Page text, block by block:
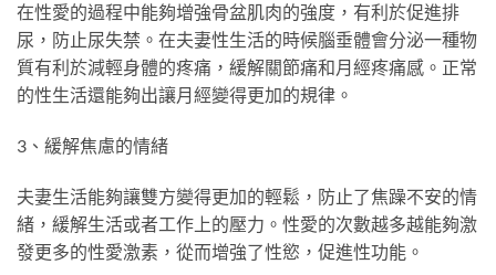
在性愛的過程中能夠增強骨盆肌肉的強度，有利於促進排
尿，防止尿失禁。在夫妻性生活的時候腦垂體會分泌一種物
質有利於減輕身體的疼痛，緩解關節痛和月經疼痛感。正常
的性生活還能夠出讓月經變得更加的規律。
3、緩解焦慮的情緒
夫妻生活能夠讓雙方變得更加的輕鬆，防止了焦躁不安的情
緒，緩解生活或者工作上的壓力。性愛的次數越多越能夠激
發更多的性愛激素，從而增強了性慾，促進性功能。